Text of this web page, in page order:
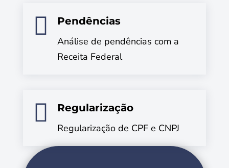

Pendências
Análise de pendências com a
Receita Federal

Regularização
Regularização de CPF e CNPJ